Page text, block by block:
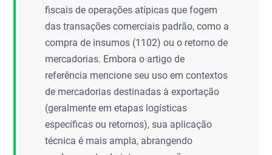
fiscais de operações atípicas que fogem
das transações comerciais padrão, como a
compra de insumos (1102) ou o retorno de
mercadorias. Embora o artigo de
referência mencione seu uso em contextos
de mercadorias destinadas à exportação
(geralmente em etapas logísticas
específicas ou retornos), sua aplicação
técnica é mais ampla, abrangendo